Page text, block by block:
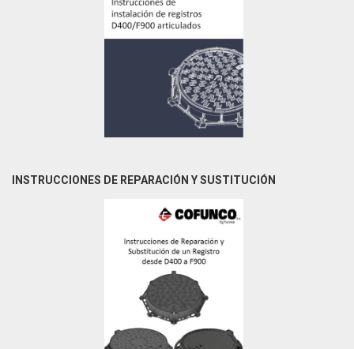
INSTRUCCIONES DE REPARACIÓN Y SUSTITUCIÓN